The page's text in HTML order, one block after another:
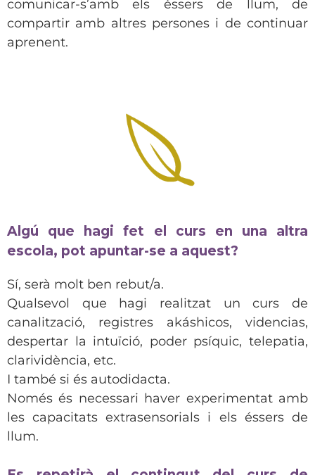
comunicar-s’amb els éssers de llum, de
compartir amb altres persones i de continuar
aprenent.
Algú que hagi fet el curs en una altra
escola, pot apuntar-se a aquest?
Sí, serà molt ben rebut/a.
Qualsevol que hagi realitzat un curs de
canalització, registres akáshicos, videncias,
despertar la intuïció, poder psíquic, telepatia,
clarividència, etc.
I també si és autodidacta.
Només és necessari haver experimentat amb
les capacitats extrasensorials i els éssers de
llum.